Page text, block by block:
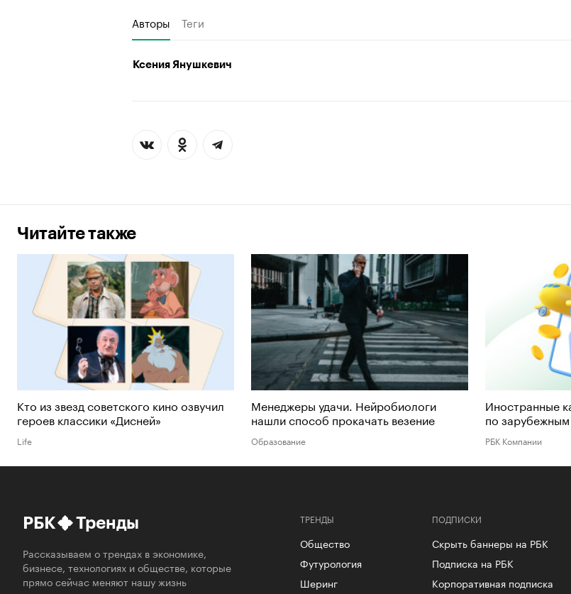
Авторы Теги
Ксения Янушкевич
Читайте также
Кто из звезд советского кино озвучил
героев классики «Дисней»
Life
Менеджеры удачи. Нейробиологи
нашли способ прокачать везение
Образование
Иностранные
по
РБК Компании
РБК Тренды
Рассказываем о трендах в экономике,
бизнесе, технологиях и обществе, которые
прямо сейчас меняют нашу жизнь
ТРЕНДЫ
Общество
Футурология
Шеринг
ПОДПИСКИ
Скрыть баннеры на РБК
Подписка на РБК
Корпоративная подписка